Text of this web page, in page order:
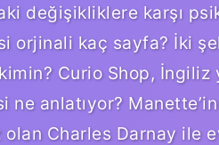
değişikliklere karşı
orjinali kaç sayfa? İki
Curio Shop,
ne anlatıyor?
Charles Darnay ile